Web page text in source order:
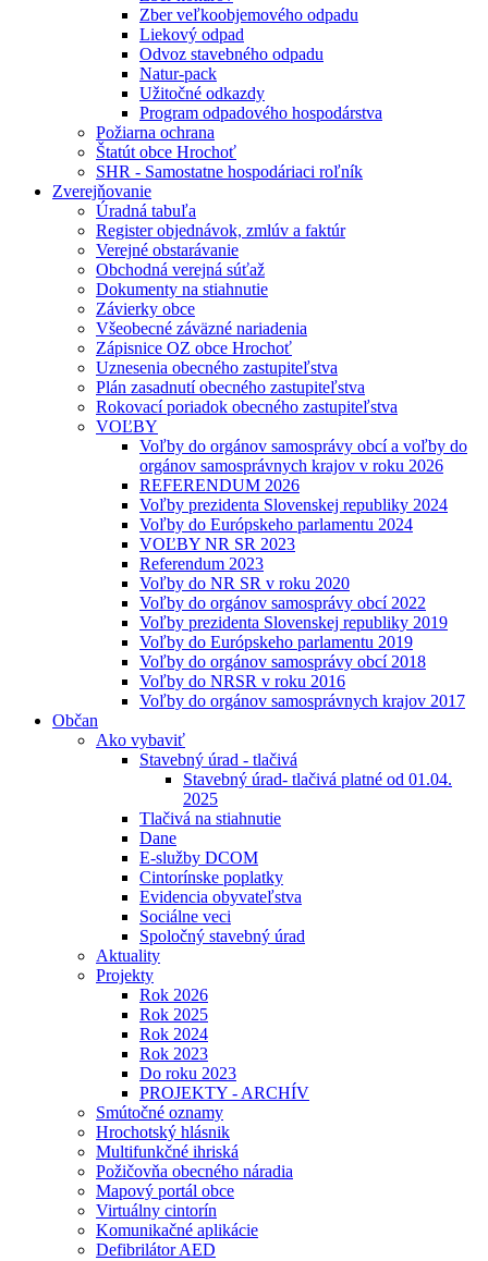
Zber veľkoobjemového odpadu
Liekový odpad
Odvoz stavebného odpadu
Natur-pack
Užitočné odkazdy
Program odpadového hospodárstva
Požiarna ochrana
Štatút obce Hrochoť
SHR - Samostatne hospodáriaci roľník
Zverejňovanie
Úradná tabuľa
Register objednávok, zmlúv a faktúr
Verejné obstarávanie
Obchodná verejná súťaž
Dokumenty na stiahnutie
Závierky obce
Všeobecné záväzné nariadenia
Zápisnice OZ obce Hrochoť
Uznesenia obecného zastupiteľstva
Plán zasadnutí obecného zastupiteľstva
Rokovací poriadok obecného zastupiteľstva
VOĽBY
Voľby do orgánov samosprávy obcí a voľby do
orgánov samosprávnych krajov v roku 2026
REFERENDUM 2026
Voľby prezidenta Slovenskej republiky 2024
Voľby do Európskeho parlamentu 2024
VOĽBY NR SR 2023
Referendum 2023
Voľby do NR SR v roku 2020
Voľby do orgánov samosprávy obcí 2022
Voľby prezidenta Slovenskej republiky 2019
Voľby do Európskeho parlamentu 2019
Voľby do orgánov samosprávy obcí 2018
Voľby do NRSR v roku 2016
Voľby do orgánov samosprávnych krajov 2017
Občan
Ako vybaviť
Stavebný úrad - tlačivá
Stavebný úrad- tlačivá platné od 01.04.
2025
Tlačivá na stiahnutie
Dane
E-služby DCOM
Cintorínske poplatky
Evidencia obyvateľstva
Sociálne veci
Spoločný stavebný úrad
Aktuality
Projekty
Rok 2026
Rok 2025
Rok 2024
Rok 2023
Do roku 2023
PROJEKTY - ARCHÍV
Smútočné oznamy
Hrochotský hlásnik
Multifunkčné ihriská
Požičovňa obecného náradia
Mapový portál obce
Virtuálny cintorín
Komunikačné aplikácie
Defibrilátor AED